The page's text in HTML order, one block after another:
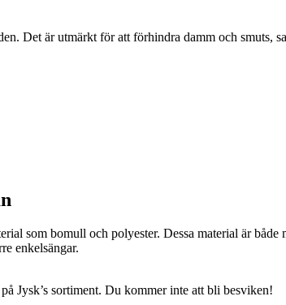
Det är utmärkt för att förhindra damm och
som bomull och polyester. Dessa material är
enkelsängar.
Jysk’s sortiment. Du kommer inte att bli besviken!